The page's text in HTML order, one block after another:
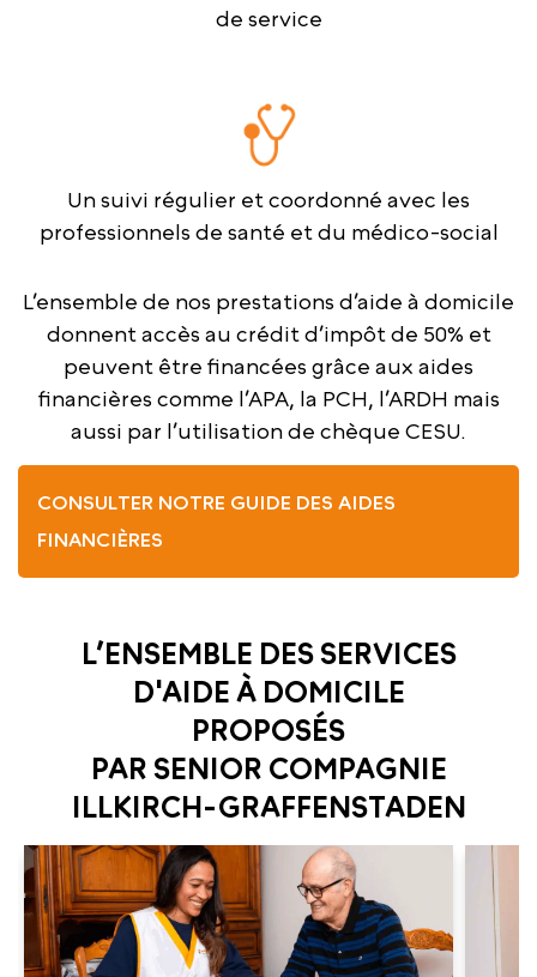
de service
Un suivi régulier et coordonné avec les
professionnels de santé et du médico-social
L’ensemble de nos prestations d’aide à domicile
donnent accès au crédit d’impôt de 50% et
peuvent être financées grâce aux aides
financières comme l’APA, la PCH, l’ARDH mais
aussi par l’utilisation de chèque CESU.
CONSULTER NOTRE GUIDE DES AIDES
FINANCIÈRES
L’ENSEMBLE DES SERVICES
D'AIDE À DOMICILE
PROPOSÉS
PAR SENIOR COMPAGNIE
ILLKIRCH-GRAFFENSTADEN